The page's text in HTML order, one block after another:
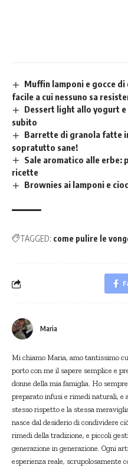
Muffin lamponi e gocce
facile a cui nessuno sa
Dessert light allo yogurt
subito
Barrette di granola fatte
sopratutto sane!
Sale aromatico alle
ricette
Brownies ai lamponi e
TAGGED: come pulire le
Maria
Mi chiamo Maria, amo tantissimo
porto con me il sapere semplice e
donne della mia famiglia. Ho
preparato infusi e rimedi naturali, e
stesso rispetto e la stessa
nasce dal desiderio di condividere
rimedi della tradizione, e piccoli
generazione in generazione. Ogni
esperienza reale, scrupolosamente